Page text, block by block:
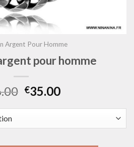
Argent Pour Homme
pour homme
€35.00